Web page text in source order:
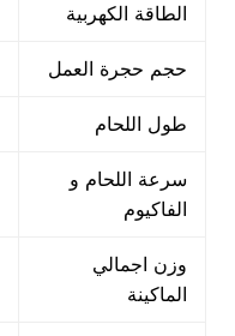
الطاقة الكهربية
حجم حجرة العمل
طول اللحام
سرعة اللحام و
الفاكيوم
وزن اجمالي
الماكينة